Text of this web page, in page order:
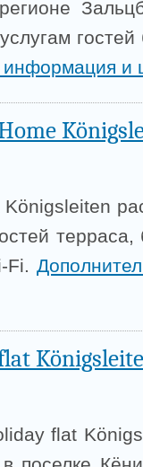
информация и
Königsleiten
терраса,
Fi.
flat